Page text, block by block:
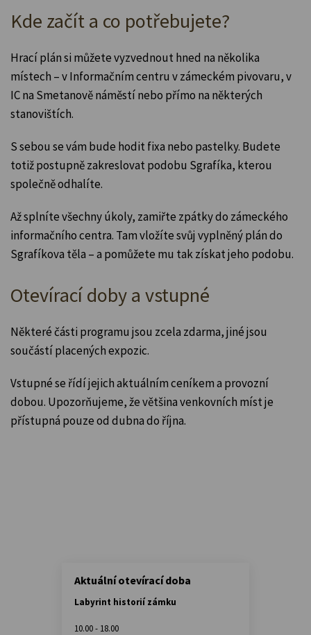
Kde začít a co potřebujete?
Hrací plán si můžete vyzvednout hned na několika
místech – v Informačním centru v zámeckém pivovaru, v
IC na Smetanově náměstí nebo přímo na některých
stanovištích.
S sebou se vám bude hodit fixa nebo pastelky. Budete
totiž postupně zakreslovat podobu Sgrafíka, kterou
společně odhalíte.
Až splníte všechny úkoly, zamiřte zpátky do zámeckého
informačního centra. Tam vložíte svůj vyplněný plán do
Sgrafíkova těla – a pomůžete mu tak získat jeho podobu.
Otevírací doby a vstupné
Některé části programu jsou zcela zdarma, jiné jsou
součástí placených expozic.
Vstupné se řídí jejich aktuálním ceníkem a provozní
dobou. Upozorňujeme, že většina venkovních míst je
přístupná pouze od dubna do října.
Aktuální otevírací doba
Labyrint historií zámku
10.00 - 18.00